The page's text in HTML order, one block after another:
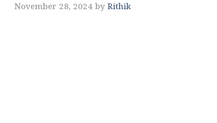
November 28, 2024 by Rithik